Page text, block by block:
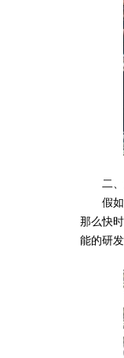
二、
假如能
那么快
能的研